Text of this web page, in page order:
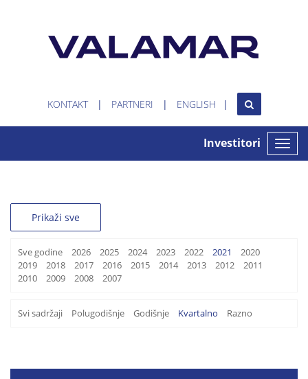
KONTAKT PARTNERI ENGLISH
Toggle
Investitori
Prikaži sve
Sve godine 2026 2025 2024 2023 2022 2021
2020
2019
2018 2017 2016 2015 2014 2013 2012
2011
2010
2009 2008 2007
Svi sadržaji Polugodišnje Godišnje Kvartalno Razno